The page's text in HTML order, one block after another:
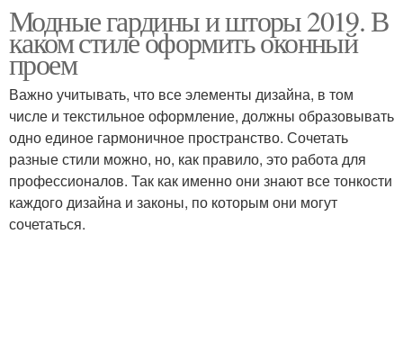
Модные гардины и шторы 2019. В
каком стиле оформить оконный
проем
Важно учитывать, что все элементы дизайна, в том
числе и текстильное оформление, должны образовывать
одно единое гармоничное пространство. Сочетать
разные стили можно, но, как правило, это работа для
профессионалов. Так как именно они знают все тонкости
каждого дизайна и законы, по которым они могут
сочетаться.